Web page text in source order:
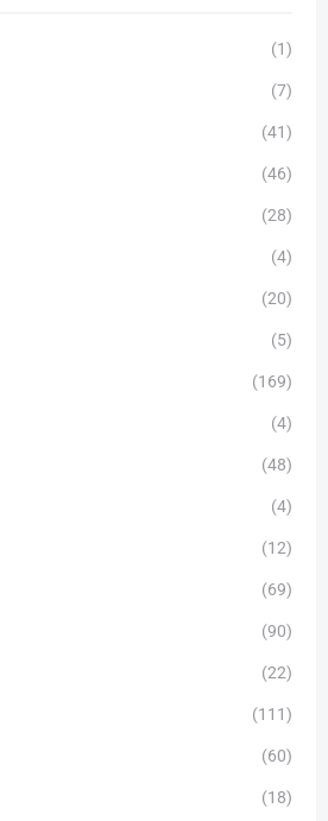
(1)
(7)
(41)
(46)
(28)
(4)
(20)
(5)
(169)
(4)
(48)
(4)
(12)
(69)
(90)
(22)
(111)
(60)
(18)